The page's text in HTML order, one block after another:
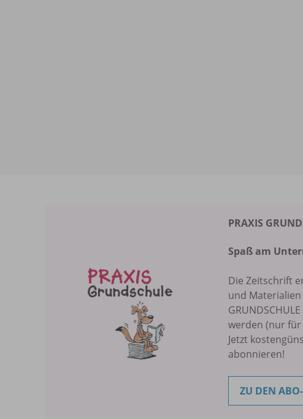
PRAXIS
Spaß am
Die Zeitschrift
und Materialien
werden (nur
Jetzt
abonnieren!
ZU DEN